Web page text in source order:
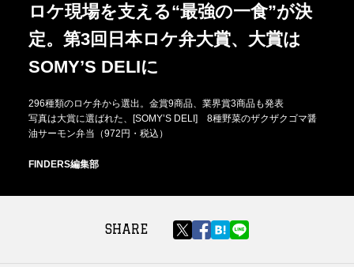
ロケ現場を支える“最強の一食”が決
定。第3回日本ロケ弁大賞、大賞は
SOMY’S DELIに
296種類のロケ弁から選出。金賞9商品、業界賞3商品も発表
写真は大賞に選ばれた、[SOMY’S DELI] 8種野菜のザクザクゴマ醤
油サーモン弁当（972円・税込）
FINDERS編集部
SHARE